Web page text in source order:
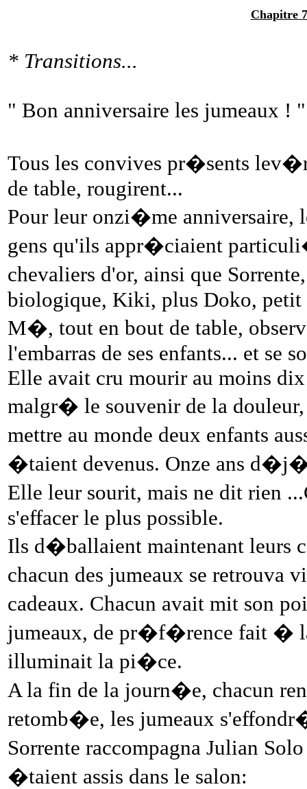
Chapitre
* Transitions...
" Bon anniversaire les jumeaux ! "
Tous les convives pr�sents
de table, rougirent...
Pour leur onzi�me anniversaire,
gens qu'ils appr�ciaient
chevaliers d'or, ainsi que
biologique, Kiki, plus Doko, petit
M�, tout en bout de table,
l'embarras de ses enfants... et se
Elle avait cru mourir au moins
malgr� le souvenir de la
mettre au monde deux enfants
�taient devenus. Onze ans
Elle leur sourit, mais ne dit
s'effacer le plus possible.
Ils d�ballaient maintenant leurs
chacun des jumeaux se
cadeaux. Chacun avait mit son
jumeaux, de pr�f�rence fait �
illuminait la pi�ce.
A la fin de la journ�e, chacun
retomb�e, les jumeaux
Sorrente raccompagna Julian
�taient assis dans le salon: